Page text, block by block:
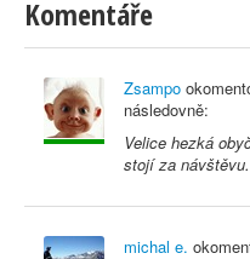
Komentáře
Zsampo
následovně:
Velice hezká
stojí za návštěvu.
michal e.